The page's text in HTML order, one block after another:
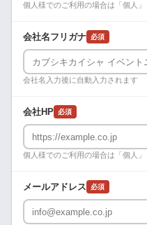
個人様でのご利用の場合は「個人」
会社名フリガナ 必須
会社名入力後に自動入力されます
会社HP 必須
個人様でのご利用の場合は「個人」
メールアドレス 必須